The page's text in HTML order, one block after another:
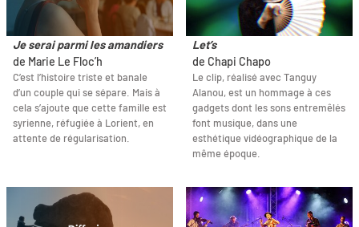
Je serai parmi les amandiers
de Marie Le Floc’h
C’est l’histoire triste et banale
d’un couple qui se sépare. Mais à
cela s’ajoute que cette famille est
syrienne, réfugiée à Lorient, en
attente de régularisation.
Let’s
de Chapi Chapo
Le clip, réalisé avec Tanguy
Alanou, est un hommage à ces
gadgets dont les sons entremêlés
font musique, dans une
esthétique vidéographique de la
même époque.